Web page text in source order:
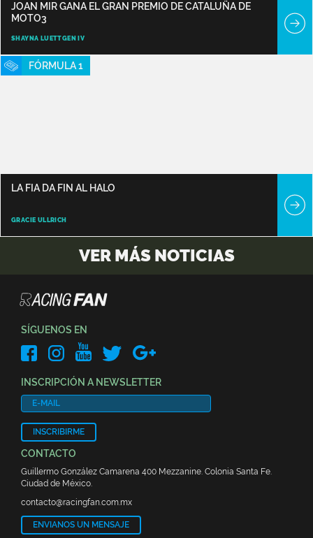
JOAN MIR GANA EL GRAN PREMIO DE CATALUÑA DE
MOTO3
SHAYNA LUETTGEN IV
FÓRMULA 1
LA FIA DA FIN AL HALO
GRACIE ULLRICH
VER MÁS NOTICIAS
SÍGUENOS EN
INSCRIPCIÓN A NEWSLETTER
INSCRIBIRME
CONTACTO
Guillermo González Camarena 400 Mezzanine. Colonia Santa Fe.
Ciudad de México.
contacto@racingfan.com.mx
ENVIANOS UN MENSAJE